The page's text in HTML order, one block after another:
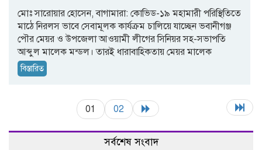
মোঃ সারোয়ার হোসেন, বাগামারা: কোভিড-১৯ মহামারী পরিস্থিতিতে
মাঠে নিরলস ভাবে সেবামূলক কার্যক্রম চালিয়ে যাচ্ছেন ভবানীগঞ্জ
পৌর মেয়র ও উপজেলা আওয়ামী লীগের সিনিয়র সহ-সভাপতি
আব্দুল মালেক মন্ডল। তারই ধারাবাহিকতায় মেয়র মালেক
বিস্তারিত
01 02
সর্বশেষ সংবাদ